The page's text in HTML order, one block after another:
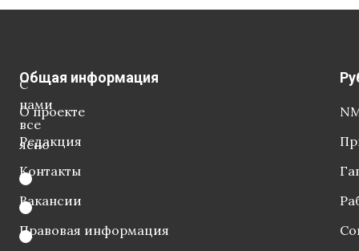
С
нами
все
ясно
Общая информация
О проекте
Редакция
Контакты
Вакансии
Правовая информация